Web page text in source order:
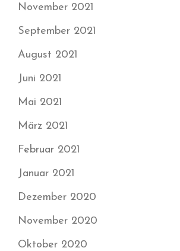
November 2021
September 2021
August 2021
Juni 2021
Mai 2021
März 2021
Februar 2021
Januar 2021
Dezember 2020
November 2020
Oktober 2020